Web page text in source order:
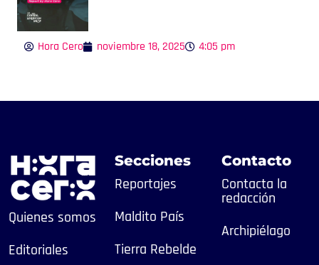
Hora Cero noviembre 18, 2025 4:05 pm
Quienes somos
Editoriales
Secciones
Reportajes
Maldito País
Tierra Rebelde
Contacto
Contacta la
redacción
Archipiélago